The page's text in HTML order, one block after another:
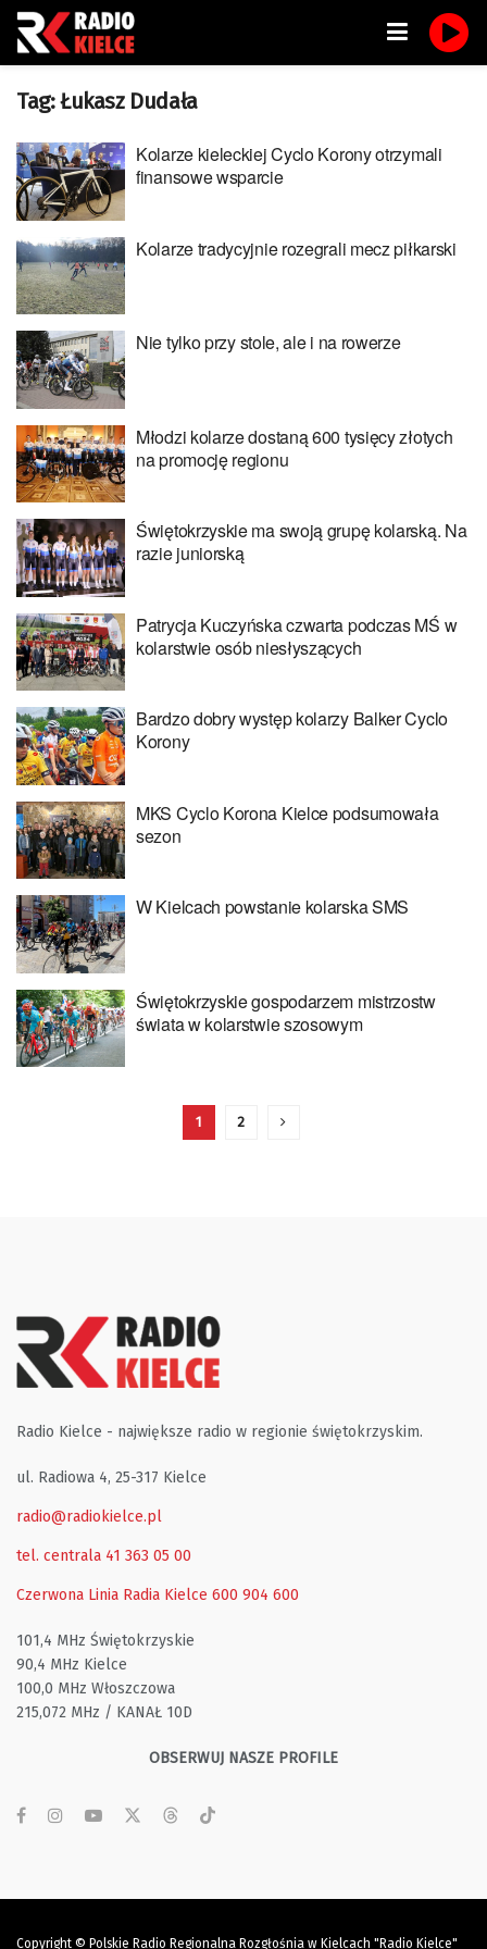
Tag:Łukasz Dudała
Kolarze kieleckiej Cyclo Korony otrzymali
finansowe wsparcie
Kolarze tradycyjnie rozegrali mecz piłkarski
Nie tylko przy stole, ale i na rowerze
Młodzi kolarze dostaną 600 tysięcy złotych
na promocję regionu
Świętokrzyskie ma swoją grupę kolarską. Na
razie juniorską
Patrycja Kuczyńska czwarta podczas MŚ w
kolarstwie osób niesłyszących
Bardzo dobry występ kolarzy Balker Cyclo
Korony
MKS Cyclo Korona Kielce podsumowała
sezon
W Kielcach powstanie kolarska SMS
Świętokrzyskie gospodarzem mistrzostw
świata w kolarstwie szosowym
1 2
Radio Kielce - największe radio w regionie świętokrzyskim.
ul. Radiowa 4, 25-317 Kielce
radio@radiokielce.pl
tel. centrala 41 363 05 00
Czerwona Linia Radia Kielce 600 904 600
101,4 MHz Świętokrzyskie
90,4 MHz Kielce
100,0 MHz Włoszczowa
215,072 MHz / KANAŁ 10D
OBSERWUJ NASZE PROFILE
Copyright © Polskie Radio Regionalna Rozgłośnia w Kielcach "Radio Kielce"